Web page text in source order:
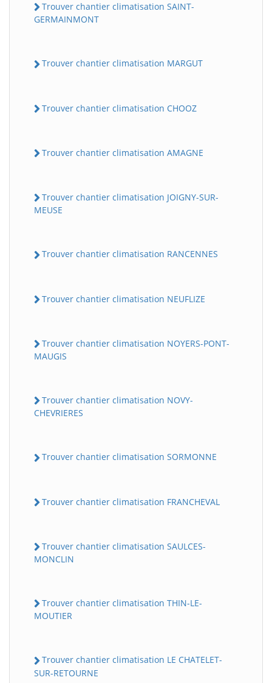
Trouver chantier climatisation SAINT-
GERMAINMONT
Trouver chantier climatisation MARGUT
Trouver chantier climatisation CHOOZ
Trouver chantier climatisation AMAGNE
Trouver chantier climatisation JOIGNY-SUR-
MEUSE
Trouver chantier climatisation RANCENNES
Trouver chantier climatisation NEUFLIZE
Trouver chantier climatisation NOYERS-PONT-
MAUGIS
Trouver chantier climatisation NOVY-
CHEVRIERES
Trouver chantier climatisation SORMONNE
Trouver chantier climatisation FRANCHEVAL
Trouver chantier climatisation SAULCES-
MONCLIN
Trouver chantier climatisation THIN-LE-
MOUTIER
Trouver chantier climatisation LE CHATELET-
SUR-RETOURNE